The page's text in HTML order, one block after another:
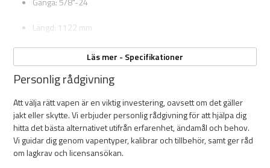
magasinfrigöraren i varbygeln möjliggör snabba byten.
Längd: 1122 mm
Twist rate: 1:10"
Vikt: 4,9 kg
Magasinkapacitet: 10-skott
Avtryckare: Tvåstegstrigger, justerbar 1–2 kg
Magasin: Metall, 10 skott
Läs mer - Specifikationer
Personlig rådgivning
Att välja rätt vapen är en viktig investering, oavsett om det gäller
jakt eller skytte. Vi erbjuder personlig rådgivning för att hjälpa dig
hitta det bästa alternativet utifrån erfarenhet, ändamål och behov.
Vi guidar dig genom vapentyper, kalibrar och tillbehör, samt ger råd
om lagkrav och licensansökan.